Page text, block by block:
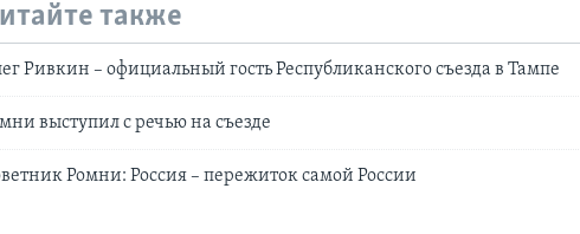
также
Ривкин – официальный гость Республиканского съезда в Тампе
выступил с речью на съезде
Ромни: Россия – пережиток самой России